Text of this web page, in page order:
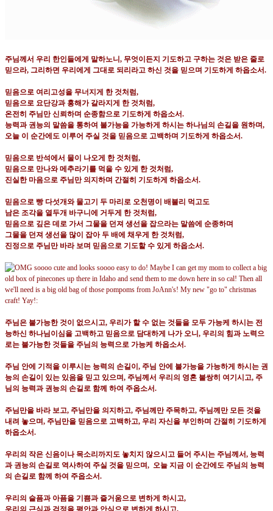
주님께서 우리 한인들에게 말하노니 , 무엇이든지 기도하고 구하는 것은 받은 줄로
믿으라, 그리하면 우리에게 그대로 되리라고 하신 것을 믿으며 기도하게 하옵소서.
믿음으로 여리고성을 무너지게 한 것처럼,
믿음으로 요단강과 홍해가 갈라지게 한 것처럼,
온전히 주님만 신뢰하며 순종함으로 기도하게 하옵소서.
능력과 권능의 말씀을 통하여 불가능을 가능하게 하시는 하나님의 손길을 원하며,
오늘 이 순간에도 이루어 주실 것을 믿음으로 고백하며 기도하게 하옵소서.
믿음으로 반석에서 물이 나오게 한 것처럼,
믿음으로 만나와 메추라기를 먹을 수 있게 한 것처럼,
진실한 마음으로 주님만 의지하며 간절히 기도하게 하옵소서.
믿음으로 빵 다섯개와 물고기 두 마리로 오천명이 배불리 먹고도
남은 조각을 열두개 바구니에 거두게 한 것처럼,
믿음으로 깊은 데로 가서 그물을 던져 생선을 잡으라는 말씀에 순종하며
그물을 던져 생선을 많이 잡아 두 배에 채우게 한 것처럼,
진정으로 주님만 바라 보며 믿음으로 기도할 수 있게 하옵소서.
주님은 불가능한 것이 없으시고, 우리가 할 수 없는 것들을 모두 가능케 하시는 전
능하신 하나님이심을 고백하고 믿음으로 담대하게 나가 오니 , 우리의 힘과 노력으
로는 불가능한 것들을 주님의 능력으로 가능케 하옵소서.
주님 안에 기적을 이루시는 능력의 손길이 , 주님 안에 불가능을 가능하게 하시는 권
능의 손길이 있는 있음을 믿고 있으며, 주님께서 우리의 영혼 불쌍히 여기시고, 주
님의 능력과 권능의 손길로 함께 하여 주옵소서.
주님만을 바라 보고, 주님만을 의지하고, 주님께만 주목하고, 주님께만 모든 것을
내려 놓으며, 주님만을 믿음으로 고백하고, 우리 자신을 부인하며 간절히 기도하게
하옵소서.
우리의 작은 신음이나 목소리까지도 놓치지 않으시고 들어 주시는 주님께서, 능력
과 권능의 손길로 역사하여 주실 것을 믿으며, 오늘 지금 이 순간에도 주님의 능력
의 손길로 함께 하여 주옵소서.
우리의 슬픔과 아픔을 기쁨과 즐거움으로 변하게 하시고,